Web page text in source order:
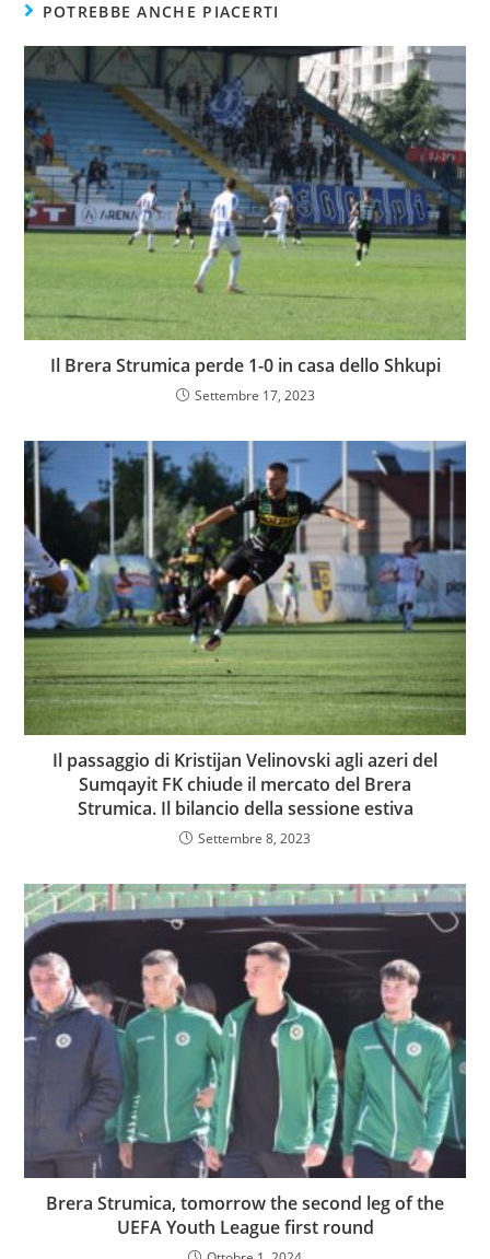
POTREBBE ANCHE PIACERTI
Il Brera Strumica perde 1-0 in casa dello Shkupi
Settembre 17, 2023
Il passaggio di Kristijan Velinovski agli azeri del
Sumqayit FK chiude il mercato del Brera
Strumica. Il bilancio della sessione estiva
Settembre 8, 2023
Brera Strumica, tomorrow the second leg of the
UEFA Youth League first round